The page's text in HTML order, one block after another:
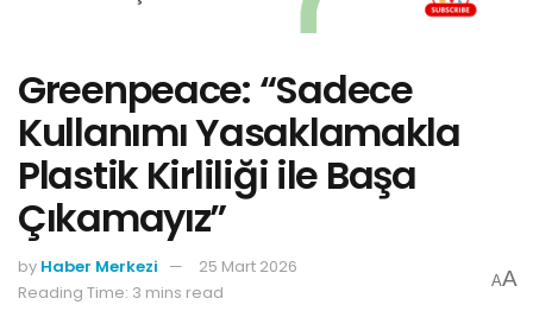
Greenpeace: “Sadece
Kullanımı Yasaklamakla
Plastik Kirliliği ile Başa
Çıkamayız”
by Haber Merkezi
25 Mart 2026
Reading Time: 3 mins read
AA